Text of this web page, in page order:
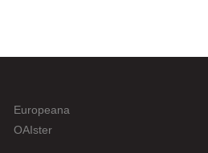
Europeana
OAIster